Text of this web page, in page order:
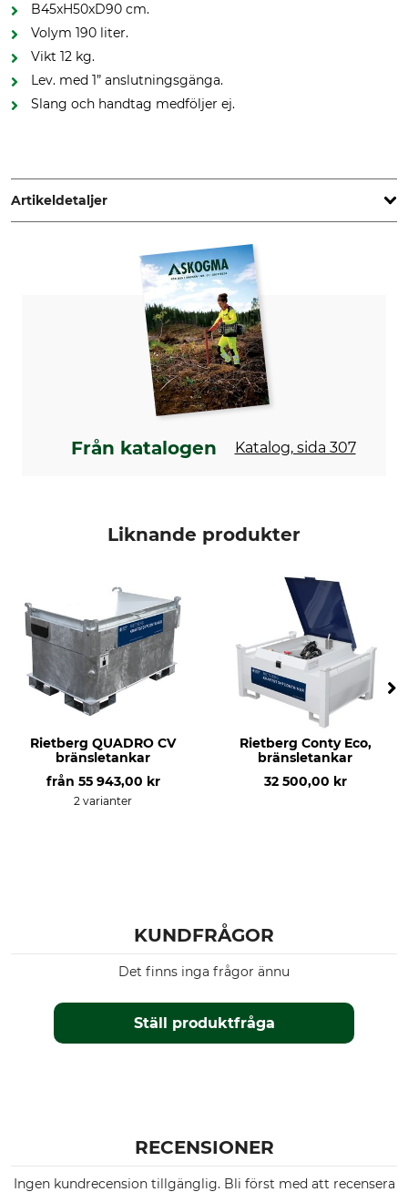
B45xH50xD90 cm.
Volym 190 liter.
Vikt 12 kg.
Lev. med 1” anslutningsgänga.
Slang och handtag medföljer ej.
Artikeldetaljer
Från katalogen Katalog, sida 307
Liknande produkter
Rietberg QUADRO CV
bränsletankar
från 55 943,00 kr
2 varianter
Rietberg Conty Eco,
bränsletankar
32 500,00 kr
KUNDFRÅGOR
Ställ produktfråga
Det finns inga frågor ännu
RECENSIONER
Ingen kundrecension tillgänglig. Bli först med att recensera